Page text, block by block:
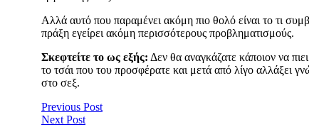
Αλλά αυτό που παραμένει ακόμη πιο θολό είναι το τι
πράξη εγείρει ακόμη περισσότερους προβληματισμούς.
Σκεφτείτε το ως εξής: Δεν θα αναγκάζατε κάποιον να
το τσάι που του προσφέρατε και μετά από λίγο αλλάξει
στο σεξ.
Previous Post
Next Post